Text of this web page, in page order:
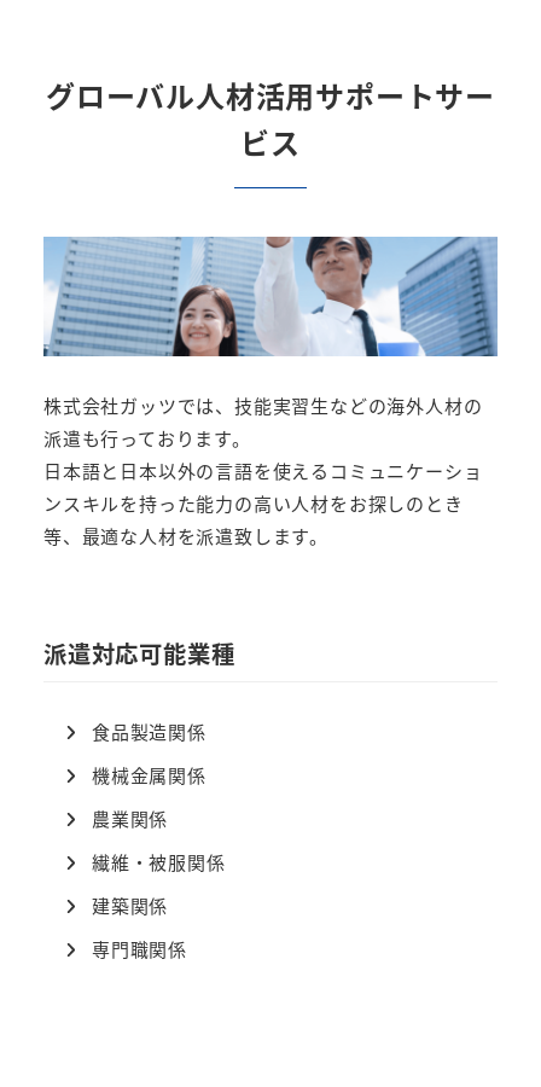
グローバル人材活用サポートサー
ビス
株式会社ガッツでは、技能実習生などの海外人材の
派遣も行っております。
日本語と日本以外の言語を使えるコミュニケーショ
ンスキルを持った能力の高い人材をお探しのとき
等、最適な人材を派遣致します。
派遣対応可能業種
食品製造関係
機械金属関係
農業関係
繊維・被服関係
建築関係
専門職関係